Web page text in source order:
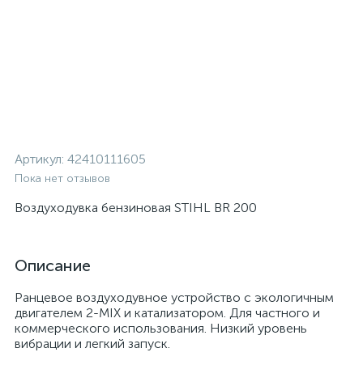
Артикул: 42410111605
Пока нет отзывов
Воздуходувка бензиновая STIHL BR 200
Описание
Ранцевое воздуходувное устройство с экологичным
двигателем 2-MIX и катализатором. Для частного и
коммерческого использования. Низкий уровень
вибрации и легкий запуск.